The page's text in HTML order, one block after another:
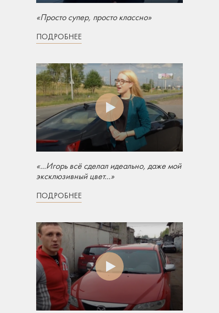
«Просто супер, просто классно»
ПОДРОБНЕЕ
«...Игорь всё сделал идеально, даже мой
эксклюзивный цвет...»
ПОДРОБНЕЕ